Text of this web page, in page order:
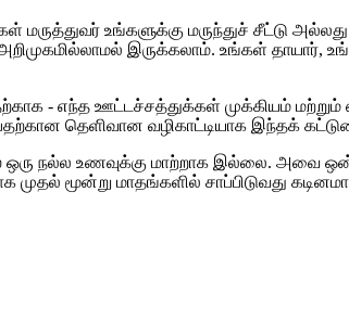
மருத்துவர் உங்களுக்கு மருந்துச்
அறிமுகமில்லாமல் இருக்கலாம். உங்கள்
- எந்த ஊட்டச்சத்துக்கள் முக்கியம் மற்றும்
தெளிவான வழிகாட்டியாக இந்தக்
ஒரு நல்ல உணவுக்கு மாற்றாக இல்லை.
முதல் மூன்று மாதங்களில் சாப்பிடுவது